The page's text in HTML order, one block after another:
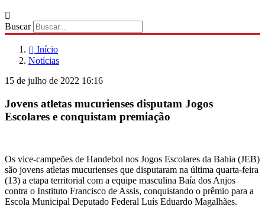
Buscar
Início
Notícias
15 de julho de 2022 16:16
Jovens atletas mucurienses disputam Jogos
Escolares e conquistam premiação
Os vice-campeões de Handebol nos Jogos Escolares da Bahia (JEB)
são jovens atletas mucurienses que disputaram na última quarta-feira
(13) a etapa territorial com a equipe masculina Baía dos Anjos
contra o Instituto Francisco de Assis, conquistando o prêmio para a
Escola Municipal Deputado Federal Luís Eduardo Magalhães.